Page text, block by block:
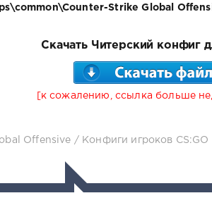
Strike Global
Скачать Читерский конфиг
[к сожалению, ссылка больше
Offensive / Конфиги игроков CS:GO